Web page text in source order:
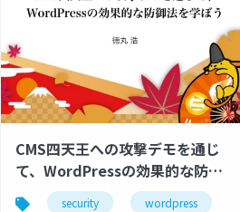
CMS四天王への攻撃デモを通じ
て、WordPressの効果的な防御
法を学ぼう
security wordpress